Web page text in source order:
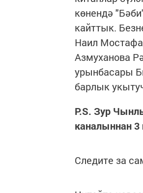
көнендә
кайттык.
Наил
Азмуханова
урынбасары
барлык
P.S. Зур
каналыннан 3
Следите за